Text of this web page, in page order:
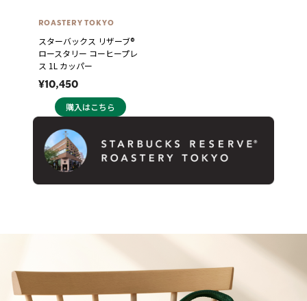
ROASTERY TOKYO
スターバックス リザーブ®
ロースタリー コーヒープレ
ス 1L カッパー
¥10,450
購入はこちら